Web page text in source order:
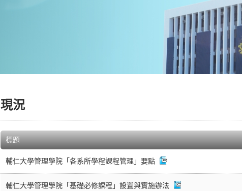
現況
標題
輔仁大學管理學院「各系所學程課程管理」要點
輔仁大學管理學院「基礎必修課程」設置與實施辦法